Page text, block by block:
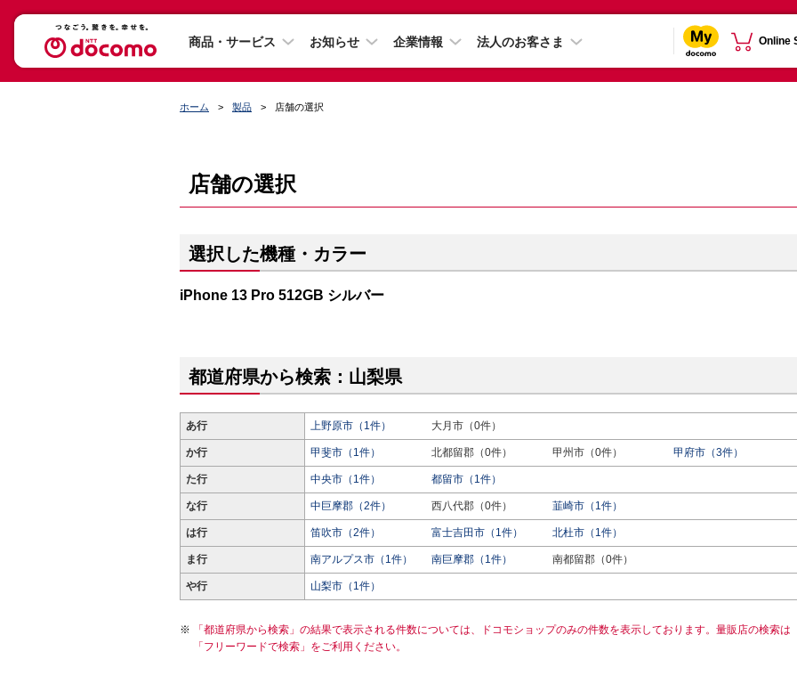
商品・サービス お知らせ 企業情報 法人のお客さま Online
ホーム 製品 店舗の選択
店舗の選択
選択した機種・カラー
iPhone 13 Pro 512GB シルバー
都道府県から検索：山梨県
あ行 上野原市（1件） 大月市（0件）
か行 甲斐市（1件） 北都留郡（0件） 甲州市（0件） 甲府市（3件）
た行 中央市（1件） 都留市（1件）
な行 中巨摩郡（2件） 西八代郡（0件） 韮崎市（1件）
は行 笛吹市（2件） 富士吉田市（1件） 北杜市（1件）
ま行 南アルプス市（1件） 南巨摩郡（1件） 南都留郡（0件）
や行 山梨市（1件）
「都道府県から検索」の結果で表示される件数については、ドコモショップのみの件数を表示しております。量販店の検索は
「フリーワードで検索」をご利用ください。